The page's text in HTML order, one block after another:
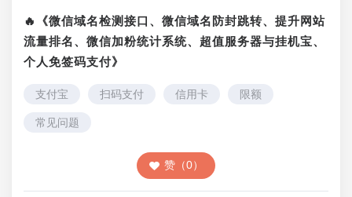
🔥《微信域名检测接口、微信域名防封跳转、提升网站
流量排名、微信加粉统计系统、超值服务器与挂机宝、
个人免签码支付》
支付宝 扫码支付 信用卡 限额
常见问题
赞（0）